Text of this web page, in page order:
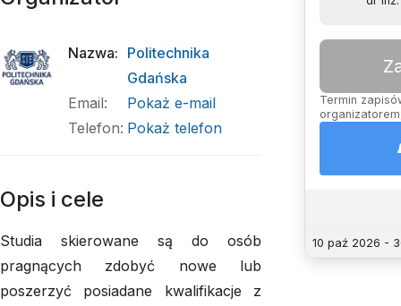
Termin
10 paź 2026 -
Nazwa: Politechnika
Gdańska
Email:
Pokaż e-mail
Telefon: Pokaż telefon
Opis i cele
Studia skierowane są do osób
pragnących zdobyć nowe lub
poszerzyć posiadane kwalifikacje z